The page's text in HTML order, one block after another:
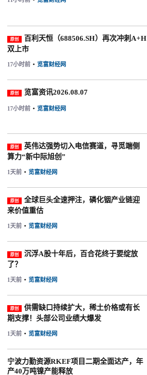
原创
百利天恒（688506.SH）再次冲刺A+H
双上市
17小时前 • 览富财经网
原创 览富资讯2026.08.07
17小时前 • 览富财经网
原创
英伟达强势切入电信赛道，寻觅端侧
算力“新中际旭创”
1天前 • 览富财经网
原创
全球巨头全速押注，磷化铟产业链迎
来价值重估
1天前 • 览富财经网
原创
沉浮A股十年后，百合花终于要绽放
了？
1天前 • 览富财经网
原创
供需缺口持续扩大，稀土价格或有长
期支撑！头部公司业绩大爆发
1天前 • 览富财经网
宁波力勤资源RKEF项目二期全面达产，年
产40万吨镍产能释放